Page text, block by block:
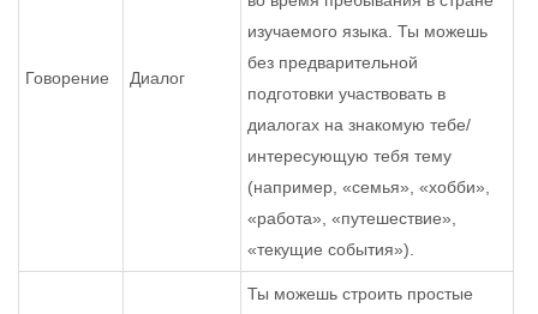
Говорение Диалог
изучаемого языка. Ты можешь
без предварительной
подготовки участвовать в
диалогах на знакомую тебе/
интересующую тебя тему
(например, «семья», «хобби»,
«работа», «путешествие»,
«текущие события»).
Ты можешь строить простые